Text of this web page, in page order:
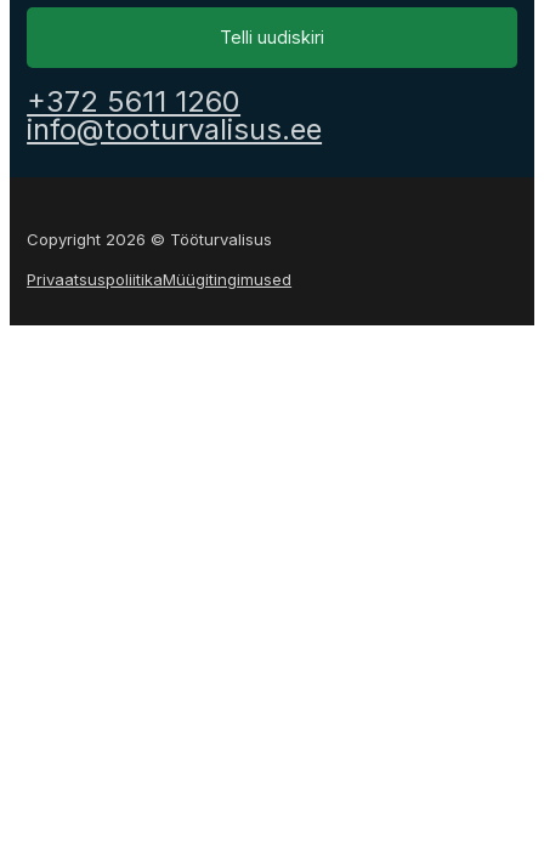
Telli uudiskiri
+372 5611 1260
info@tooturvalisus.ee
Copyright 2026 © Tööturvalisus
PrivaatsuspoliitikaMüügitingimused